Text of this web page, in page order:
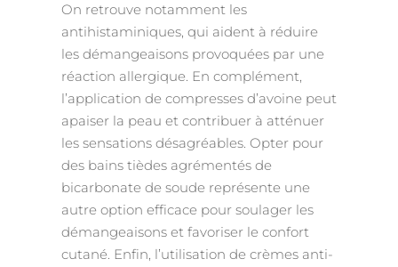
On retrouve notamment les
antihistaminiques, qui aident à réduire
les démangeaisons provoquées par une
réaction allergique. En complément,
l’application de compresses d’avoine peut
apaiser la peau et contribuer à atténuer
les sensations désagréables. Opter pour
des bains tièdes agrémentés de
bicarbonate de soude représente une
autre option efficace pour soulager les
démangeaisons et favoriser le confort
cutané. Enfin, l’utilisation de crèmes anti-